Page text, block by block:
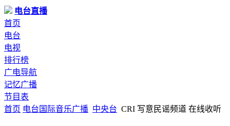
电台直播
首页
电台
电视
排行榜
广电导航
记忆广播
节目表
首页 电台 国际音乐广播 中央台 CRI 写意民谣频道 在线收听